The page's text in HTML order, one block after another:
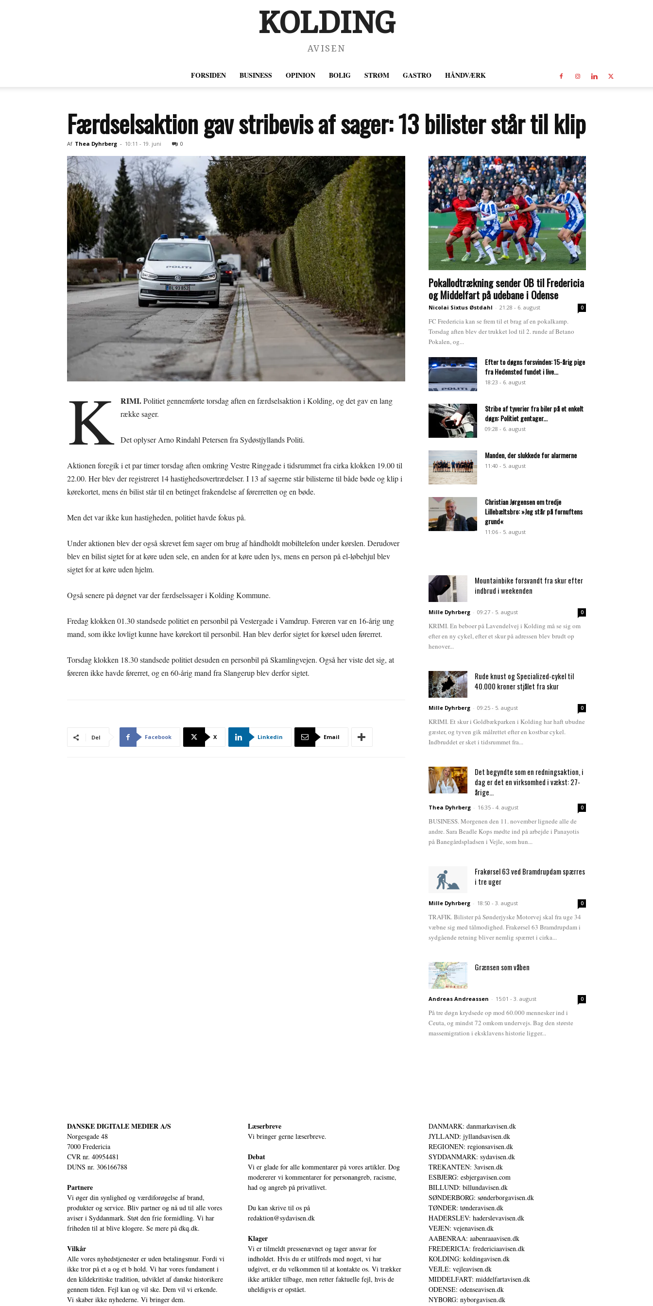
KOLDING
AVISEN
FORSIDEN BUSINESS OPINION BOLIG STRØM GASTRO HÅNDVÆRK
Færdselsaktion gav stribevis af sager: 13 bilister står til klip
Af Thea Dyhrberg - 10:11 - 19. juni 0
K RIMI.Politiet gennemførte torsdag aften en færdselsaktion i Kolding, og det gav en lang
række sager.
Det oplyser Arno Rindahl Petersen fra Sydøstjyllands Politi.
Aktionen foregik i et par timer torsdag aften omkring Vestre Ringgade i tidsrummet fra cirka klokken 19.00 til
22.00. Her blev der registreret 14 hastighedsovertrædelser. I 13 af sagerne står bilisterne til både bøde og klip i
kørekortet, mens én bilist står til en betinget frakendelse af førerretten og en bøde.
Men det var ikke kun hastigheden, politiet havde fokus på.
Under aktionen blev der også skrevet fem sager om brug af håndholdt mobiltelefon under kørslen. Derudover
blev en bilist sigtet for at køre uden sele, en anden for at køre uden lys, mens en person på el-løbehjul blev
sigtet for at køre uden hjelm.
Også senere på døgnet var der færdselssager i Kolding Kommune.
Fredag klokken 01.30 standsede politiet en personbil på Vestergade i Vamdrup. Føreren var en 16-årig ung
mand, som ikke lovligt kunne have kørekort til personbil. Han blev derfor sigtet for kørsel uden førerret.
Torsdag klokken 18.30 standsede politiet desuden en personbil på Skamlingvejen. Også her viste det sig, at
føreren ikke havde førerret, og en 60-årig mand fra Slangerup blev derfor sigtet.
Del Facebook X Linkedin Email
Pokallodtrækning sender OB til Fredericia
og Middelfart på udebane i Odense
Nicolai Sixtus Østdahl - 21:28 - 6. august 0
FC Fredericia kan se frem til et brag af en pokalkamp.
Torsdag aften blev der trukket lod til 2. runde af Betano
Pokalen, og...
Efter to døgns forsvinden: 15-årig pige
fra Hedensted fundet i live...
18:23 - 6. august
Stribe af tyverier fra biler på et enkelt
døgn: Politiet gentager...
09:28 - 6. august
Manden, der slukkede for alarmerne
11:40 - 5. august
Christian Jørgensen om tredje
Lillebæltsbro: »Jeg står på fornuftens
grund«
11:06 - 5. august
Mountainbike forsvandt fra skur efter
indbrud i weekenden
Mille Dyhrberg - 09:27 - 5. august 0
KRIMI. En beboer på Lavendelvej i Kolding må se sig om
efter en ny cykel, efter et skur på adressen blev brudt op
henover...
Rude knust og Specialized-cykel til
40.000 kroner stjålet fra skur
Mille Dyhrberg - 09:25 - 5. august 0
KRIMI. Et skur i Goldbækparken i Kolding har haft ubudne
gæster, og tyven gik målrettet efter en kostbar cykel.
Indbruddet er sket i tidsrummet fra...
Det begyndte som en redningsaktion, i
dag er det en virksomhed i vækst: 27-
årige...
Thea Dyhrberg - 16:35 - 4. august 0
BUSINESS. Morgenen den 11. november lignede alle de
andre. Sara Beadle Kops mødte ind på arbejde i Panayotis
på Banegårdspladsen i Vejle, som hun...
Frakørsel 63 ved Bramdrupdam spærres
i tre uger
Mille Dyhrberg - 18:50 - 3. august 0
TRAFIK. Bilister på Sønderjyske Motorvej skal fra uge 34
væbne sig med tålmodighed. Frakørsel 63 Bramdrupdam i
sydgående retning bliver nemlig spærret i cirka...
Grænsen som våben
Andreas Andreassen - 15:01 - 3. august 0
På tre døgn krydsede op mod 60.000 mennesker ind i
Ceuta, og mindst 72 omkom undervejs. Bag den største
massemigration i eksklavens historie ligger...
DANSKE DIGITALE MEDIER A/S
Norgesgade 48
7000 Fredericia
CVR nr. 40954481
DUNS nr. 306166788
Partnere
Vi øger din synlighed og værdiforøgelse af brand,
produkter og service. Bliv partner og nå ud til alle vores
aviser i Syddanmark. Støt den frie formidling. Vi har
friheden til at blive klogere. Se mere på dkq.dk.
Vilkår
Alle vores nyhedstjenester er uden betalingsmur. Fordi vi
ikke tror på et a og et b hold. Vi har vores fundament i
den kildekritiske tradition, udviklet af danske historikere
gennem tiden. Fejl kan og vil ske. Dem vil vi erkende.
Vi skaber ikke nyhederne. Vi bringer dem.
Læserbreve
Vi bringer gerne læserbreve.
Debat
Vi er glade for alle kommentarer på vores artikler. Dog
modererer vi kommentarer for personangreb, racisme,
had og angreb på privatlivet.
Du kan skrive til os på
redaktion@sydavisen.dk
Klager
Vi er tilmeldt pressenævnet og tager ansvar for
indholdet. Hvis du er utilfreds med noget, vi har
udgivet, er du velkommen til at kontakte os. Vi trækker
ikke artikler tilbage, men retter faktuelle fejl, hvis de
uheldigvis er opstået.
DANMARK: danmarkavisen.dk
JYLLAND: jyllandsavisen.dk
REGIONEN: regionsavisen.dk
SYDDANMARK: sydavisen.dk
TREKANTEN: 3avisen.dk
ESBJERG: esbjergavisen.com
BILLUND: billundavisen.dk
SØNDERBORG: sønderborgavisen.dk
TØNDER: tønderavisen.dk
HADERSLEV: haderslevavisen.dk
VEJEN: vejenavisen.dk
AABENRAA: aabenraaavisen.dk
FREDERICIA: fredericiaavisen.dk
KOLDING: koldingavisen.dk
VEJLE: vejleavisen.dk
MIDDELFART: middelfartavisen.dk
ODENSE: odenseavisen.dk
NYBORG: nyborgavisen.dk